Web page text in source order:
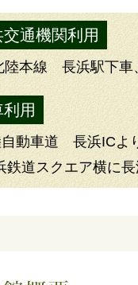
通機関利用
陸本線 長浜駅下車
利用
動車道 長浜ICよ
鉄道スクエア横に